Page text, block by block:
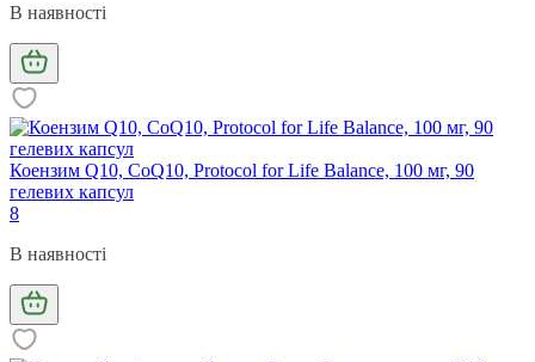
В наявності
Коензим Q10, CoQ10, Protocol for Life Balance, 100 мг, 90
гелевих капсул
8
В наявності